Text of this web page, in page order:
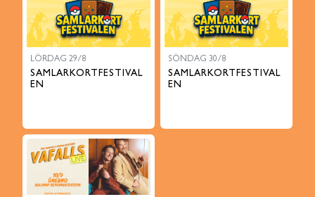
LÖRDAG 29/8
SAMLARKORTFESTIVAL
EN
SÖNDAG 30/8
SAMLARKORTFESTIVAL
EN